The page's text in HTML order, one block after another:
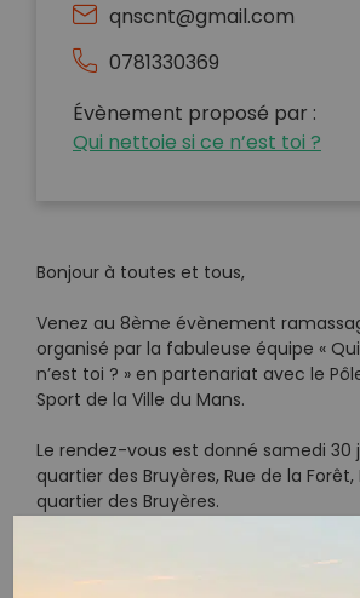
qnscnt@gmail.com
0781330369
Évènement proposé par :
Qui nettoie si ce n’est toi ?
Bonjour à toutes et tous,
Venez au 8ème évènement
organisé par la fabuleuse équipe «
n’est toi ? » en partenariat avec le
Sport de la Ville du Mans.
Le rendez-vous est donné samedi 30
quartier des Bruyères, Rue de la
quartier des Bruyères.
Etands Chauds sont capables de se
plus grand nombre ! Objectif 200